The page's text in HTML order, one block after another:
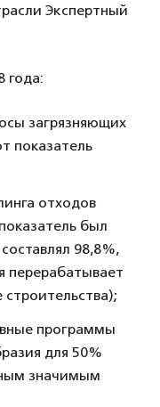
Экспертный
года:
загрязняющих
показатель
отходов
был
98,8%,
перерабатывает
строительства);
программы
для 50%
значимым